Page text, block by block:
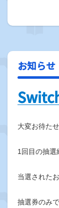
お知らせ
大変お待た
1回目の抽選
当選された
抽選券のみ